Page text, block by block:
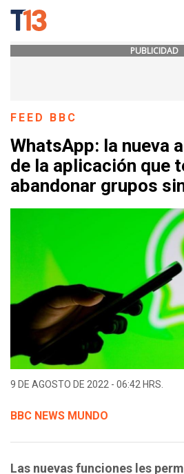
PUBLICIDAD
FEED BBC
WhatsApp: la nueva
de la aplicación que
abandonar grupos
9 DE AGOSTO DE 2022 - 06:42 HRS.
BBC NEWS MUNDO
Las nuevas funciones les